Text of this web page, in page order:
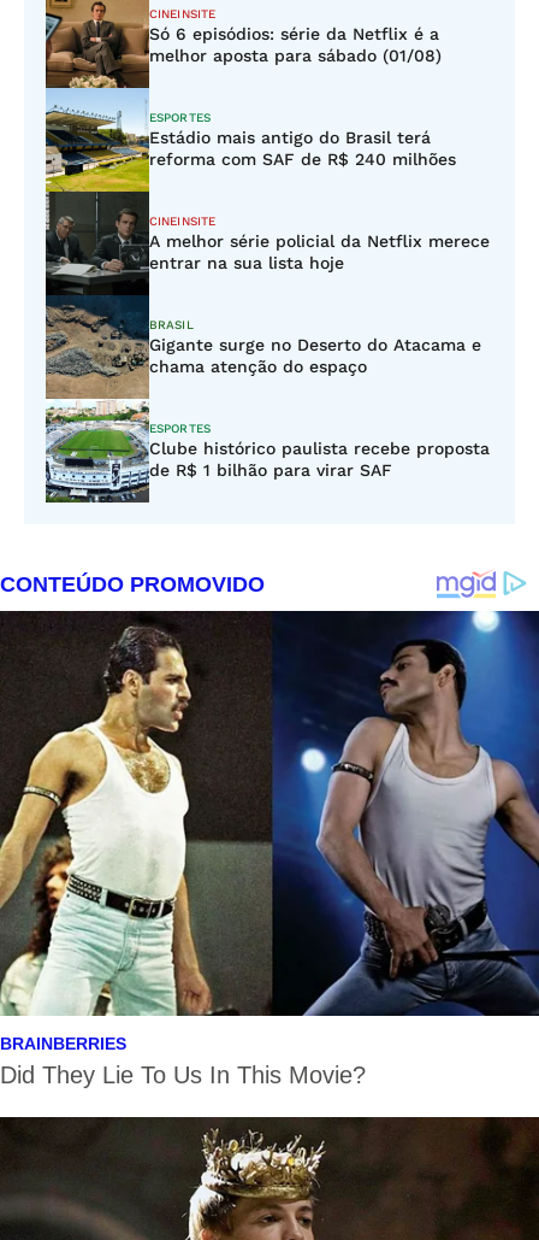
CINEINSITE
Só 6 episódios: série da Netflix é a
melhor aposta para sábado (01/08)
ESPORTES
Estádio mais antigo do Brasil terá
reforma com SAF de R$ 240 milhões
CINEINSITE
A melhor série policial da Netflix merece
entrar na sua lista hoje
BRASIL
Gigante surge no Deserto do Atacama e
chama atenção do espaço
ESPORTES
Clube histórico paulista recebe proposta
de R$ 1 bilhão para virar SAF